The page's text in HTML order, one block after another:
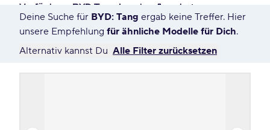
Verfügbare BYD Tang Leasing Angebote
0 Angebote für Deine Suche
Deine Suche für BYD: Tang ergab keine Treffer. Hier
unsere Empfehlung für ähnliche Modelle für Dich.
Alternativ kannst Du Alle Filter zurücksetzen